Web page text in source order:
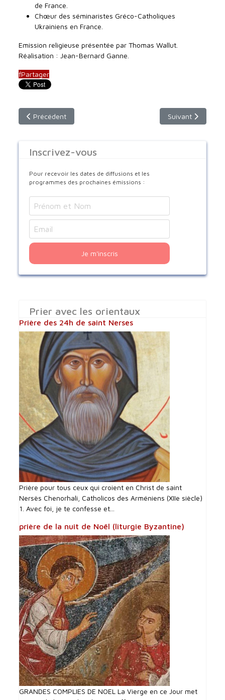
de France.
Chœur des séminaristes Gréco-Catholiques
Ukrainiens en France.
Emission religieuse présentée par Thomas Wallut.
Réalisation : Jean-Bernard Ganne.
fPartager
Article précédent : les enfants de la Joie
Précédent Article suivant :
Suivant
Inscrivez-vous
Pour recevoir les dates de diffusions et les
programmes des prochaines émissions :
Je m'inscris
Prier avec les orientaux
Prière des 24h de saint Nerses
Prière pour tous ceux qui croient en Christ de saint
Nersès Chenorhali, Catholicos des Arméniens (XIIe siècle)
1. Avec foi, je te confesse et...
prière de la nuit de Noël (liturgie Byzantine)
GRANDES COMPLIES DE NOEL La Vierge en ce Jour met